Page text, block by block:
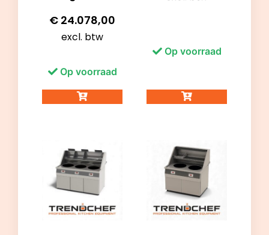
€ 24.078,00
excl. btw
Op voorraad
Op voorraad